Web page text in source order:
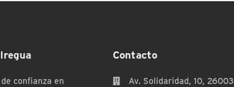
confianza en
Contacto
Av. Solidaridad, 10, 26003